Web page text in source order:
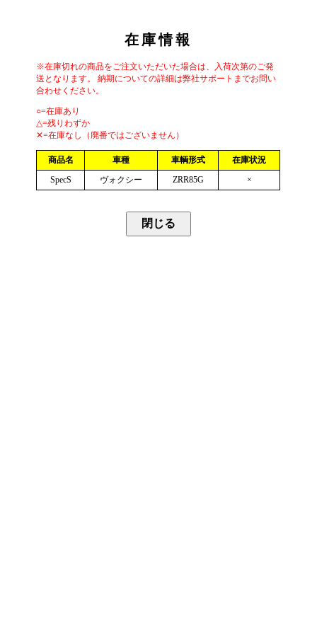
在庫情報
※在庫切れの商品をご注文いただいた場合は、入荷次第のご発
送となります。 納期についての詳細は弊社サポートまでお問い
合わせください。
○=在庫あり
△=残りわずか
✕=在庫なし（廃番ではございません）
商品名 車種 車輌形式
在庫状況
SpecS
ヴォクシー ZRR85G ×